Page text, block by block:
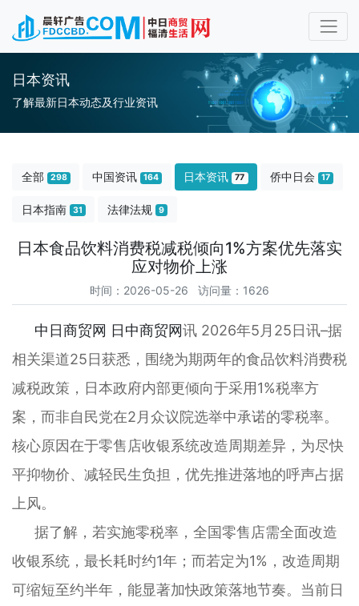
日本资讯
了解最新日本动态及行业资讯
全部 298 中国资讯 164 日本资讯 77 侨中日会 17
日本指南 31 法律法规 9
日本食品饮料消费税减税倾向1%方案优先落实
应对物价上涨
时间：2026-05-26 访问量：1626
中日商贸网 日中商贸网讯 2026年5月25日讯–据
相关渠道25日获悉，围绕为期两年的食品饮料消费税
减税政策，日本政府内部更倾向于采用1%税率方
案，而非自民党在2月众议院选举中承诺的零税率。
核心原因在于零售店收银系统改造周期差异，为尽快
平抑物价、减轻民生负担，优先推进落地的呼声占据
上风。
据了解，若实施零税率，全国零售店需全面改造
收银系统，最长耗时约1年；而若定为1%，改造周期
可缩短至约半年，能显著加快政策落地节奏。当前日